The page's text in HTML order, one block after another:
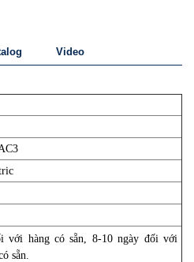
Video
với hàng có sẵn, 8-10 ngày đối với
sẵn.